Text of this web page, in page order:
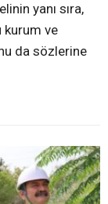
yanı sıra,
kurum ve
da sözlerine